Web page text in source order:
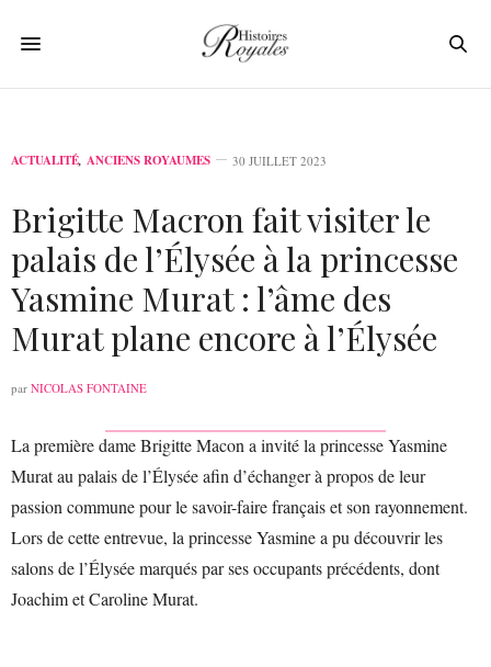
ACTUALITÉ, ANCIENS ROYAUMES 30 JUILLET 2023
Brigitte Macron fait visiter le
palais de l’Élysée à la princesse
Yasmine Murat : l’âme des
Murat plane encore à l’Élysée
par NICOLAS FONTAINE
La première dame Brigitte Macon a invité la princesse Yasmine
Murat au palais de l’Élysée afin d’échanger à propos de leur
passion commune pour le savoir-faire français et son rayonnement.
Lors de cette entrevue, la princesse Yasmine a pu découvrir les
salons de l’Élysée marqués par ses occupants précédents, dont
Joachim et Caroline Murat.